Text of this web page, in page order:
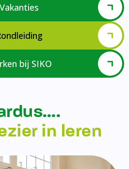
Vakanties
bij SIKO
in leren